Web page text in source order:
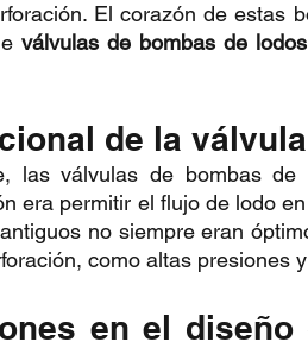
El corazón de estas
válvulas de bombas de lodos
de la
las válvulas de bombas
era permitir el flujo de lodo
no siempre eran
como altas presiones
en el